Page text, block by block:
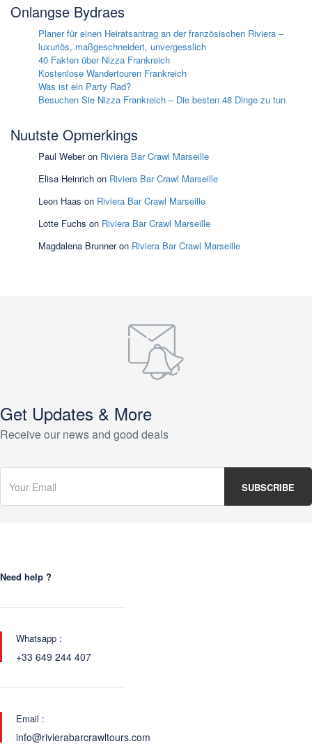
Onlangse Bydraes
Planer für einen Heiratsantrag an der französischen Riviera –
luxuriös, maßgeschneidert, unvergesslich
40 Fakten über Nizza Frankreich
Kostenlose Wandertouren Frankreich
Was ist ein Party Rad?
Besuchen Sie Nizza Frankreich – Die besten 48 Dinge zu tun
Nuutste Opmerkings
Paul Weberon Riviera Bar Crawl Marseille
Elisa Heinrich on Riviera Bar Crawl Marseille
Leon Haas on Riviera Bar Crawl Marseille
Lotte Fuchs on Riviera Bar Crawl Marseille
Magdalena Brunneron Riviera Bar Crawl Marseille
Get Updates & More
Receive our news and good deals
Need help ?
Whatsapp :
+33 649 244 407
Email :
info@rivierabarcrawltours.com